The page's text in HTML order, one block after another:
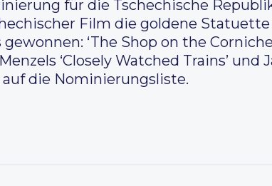
für die Tschechische
Film die goldene
‘The Shop on the
‘Closely Watched Trains’ und
die Nominierungsliste.